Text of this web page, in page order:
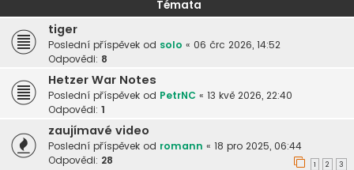
Témata
tiger
Poslední příspěvek od solo « 06 črc 2026, 14:52
Odpovědi: 8
Hetzer War Notes
Poslední příspěvek od PetrNC « 13 kvě 2026, 22:40
Odpovědi: 1
zaujímavé video
Poslední příspěvek od romann « 18 pro 2025, 06:44
Odpovědi: 28 1 2 3